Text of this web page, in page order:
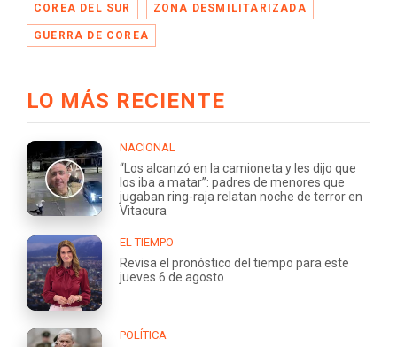
COREA DEL SUR ZONA DESMILITARIZADA
GUERRA DE COREA
LO MÁS RECIENTE
NACIONAL
“Los alcanzó en la camioneta y les dijo que
los iba a matar”: padres de menores que
jugaban ring-raja relatan noche de terror en
Vitacura
EL TIEMPO
Revisa el pronóstico del tiempo para este
jueves 6 de agosto
POLÍTICA